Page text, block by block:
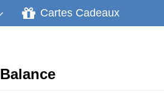
Cartes Cadeaux
Balance